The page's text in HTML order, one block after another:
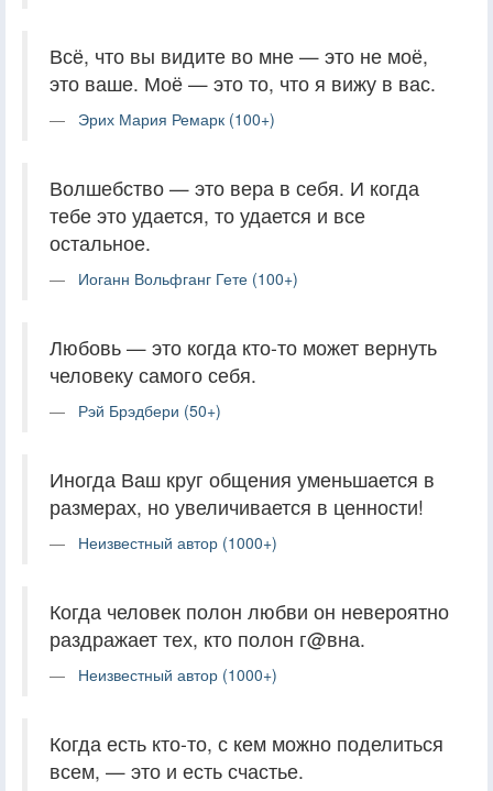
Всё, что вы видите во мне — это не моё,
это ваше. Моё — это то, что я вижу в вас.
Эрих Мария Ремарк (100+)
Волшебство — это вера в себя. И когда
тебе это удается, то удается и все
остальное.
Иоганн Вольфганг Гете (100+)
Любовь — это когда кто-то может вернуть
человеку самого себя.
Рэй Брэдбери (50+)
Иногда Ваш круг общения уменьшается в
размерах, но увеличивается в ценности!
Неизвестный автор (1000+)
Когда человек полон любви он невероятно
раздражает тех, кто полон г@вна.
Неизвестный автор (1000+)
Когда есть кто-то, с кем можно поделиться
всем, — это и есть счастье.